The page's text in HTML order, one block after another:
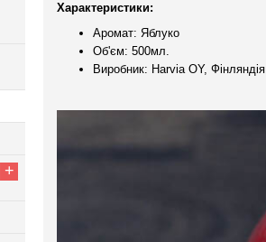
+
Характеристики:
Аромат: Яблуко
Об'єм: 500мл.
Виробник: Harvia OY, Фінляндія